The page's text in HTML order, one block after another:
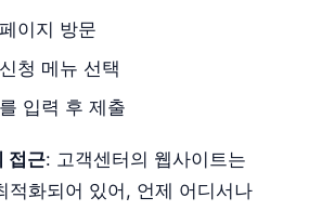
이지 방문
청 메뉴 선택
입력 후 제출
접근: 고객센터의 웹사이트는
적화되어 있어, 언제 어디서나